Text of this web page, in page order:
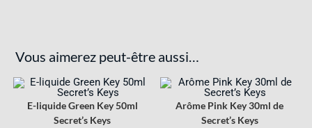
Vous aimerez peut-être aussi…
E-liquide Green Key 50ml
Secret’s Keys
Arôme Pink Key 30ml de
Secret’s Keys